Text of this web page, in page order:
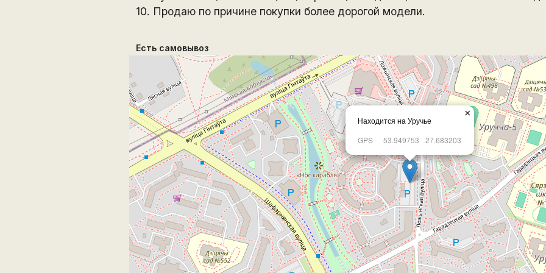
10. Продаю по причине покупки более дорогой модели.
Есть самовывоз
Находится на Уручье
GPS
53.949753 27.683203
×